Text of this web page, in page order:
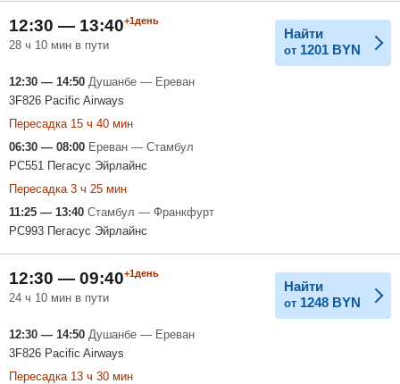
12:30 — 13:40+1день
28 ч 10 мин в пути
Найти
от 1201 BYN
12:30 — 14:50 Душанбе — Ереван
3F826 Pacific Airways
Пересадка 15 ч 40 мин
06:30 — 08:00 Ереван — Стамбул
PC551 Пегасус Эйрлайнс
Пересадка 3 ч 25 мин
11:25 — 13:40 Стамбул — Франкфурт
PC993 Пегасус Эйрлайнс
12:30 — 09:40+1день
24 ч 10 мин в пути
Найти
от 1248 BYN
12:30 — 14:50 Душанбе — Ереван
3F826 Pacific Airways
Пересадка 13 ч 30 мин